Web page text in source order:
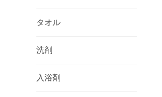
タオル
洗剤
入浴剤